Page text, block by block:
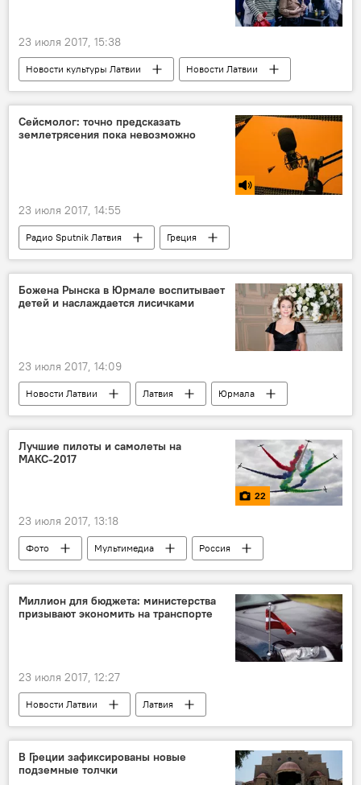
23 июля 2017, 15:38
Новости культуры Латвии
Новости Латвии
Латвия
Юрмала
Лайма Вайкуле
Алла Пугачева
Максим Галкин
фестиваль "Лайма Рандеву Юрмала 2017"
Сейсмолог: точно предсказать
землетрясения пока невозможно
23 июля 2017, 14:55
Радио Sputnik Латвия
Греция
Турция
Петр Шебалин
землетрясение
Божена Рынска в Юрмале воспитывает
детей и наслаждается лисичками
23 июля 2017, 14:09
Новости Латвии Латвия
Юрмала
Алла Пугачева
Божена Рынска
Лучшие пилоты и самолеты на
МАКС-2017
22
23 июля 2017, 13:18
Фото Мультимедиа
Россия
Жуковский
МАКС-2017
авиация
самолет
авиашоу
Миллион для бюджета: министерства
призывают экономить на транспорте
23 июля 2017, 12:27
Новости Латвии
Латвия
Андрис Берзиньш
Эвика Силиня
комиссия Сейма по публичным расходам и ревизиям
транспорт
Бюджет Латвии
В Греции зафиксированы новые
подземные толчки